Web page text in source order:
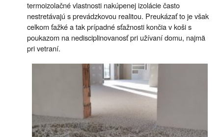
termoizolačné vlastnosti nakúpenej izolácie často
nestretávajú s prevádzkovou realitou. Preukázať to je však
celkom ťažké a tak prípadné sťažnosti končia v koši s
poukazom na nedisciplinovanosť pri užívaní domu, najmä
pri vetraní.